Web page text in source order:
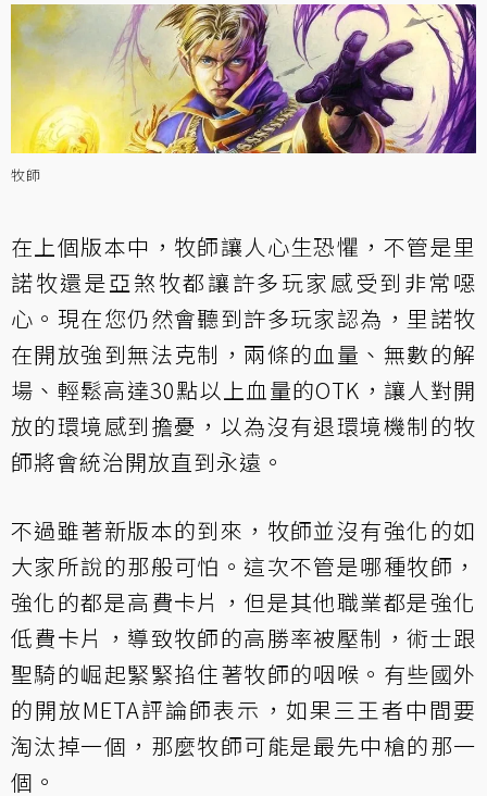
牧師
在上個版本中，牧師讓人心生恐懼，不管是里
諾牧還是亞煞牧都讓許多玩家感受到非常噁
心。現在您仍然會聽到許多玩家認為，里諾牧
在開放強到無法克制，兩條的血量、無數的解
場、輕鬆高達30點以上血量的OTK，讓人對開
放的環境感到擔憂，以為沒有退環境機制的牧
師將會統治開放直到永遠。
不過雖著新版本的到來，牧師並沒有強化的如
大家所說的那般可怕。這次不管是哪種牧師，
強化的都是高費卡片，但是其他職業都是強化
低費卡片，導致牧師的高勝率被壓制，術士跟
聖騎的崛起緊緊掐住著牧師的咽喉。有些國外
的開放META評論師表示，如果三王者中間要
淘汰掉一個，那麼牧師可能是最先中槍的那一
個。